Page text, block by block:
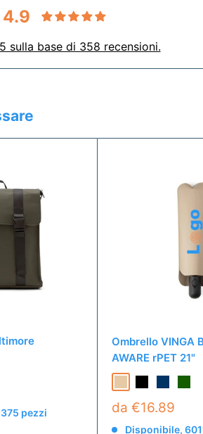
4.9
sulla base di 358 recensioni.
pezzi
Ombrello VINGA
AWARE rPET 21"
da €16.89
Disponibile,